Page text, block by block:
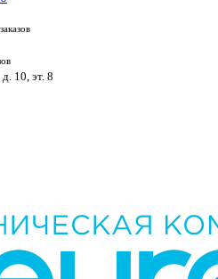
10, эт. 8